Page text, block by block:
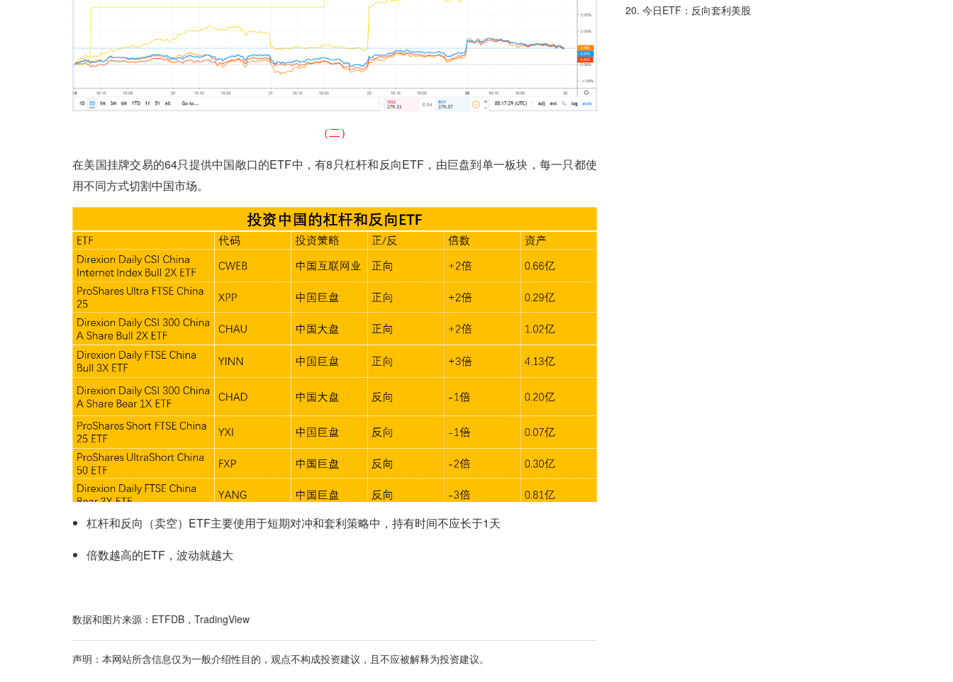
（二）
在美国挂牌交易的64只提供中国敞口的ETF中，有8只杠杆和反向ETF，由巨盘到单一板块，每一只都使
用不同方式切割中国市场。
杠杆和反向（卖空）ETF主要使用于短期对冲和套利策略中，持有时间不应长于1天
倍数越高的ETF，波动就越大
数据和图片来源：ETFDB，TradingView
声明：本网站所含信息仅为一般介绍性目的，观点不构成投资建议，且不应被解释为投资建议。
今日ETF：反向套利美股